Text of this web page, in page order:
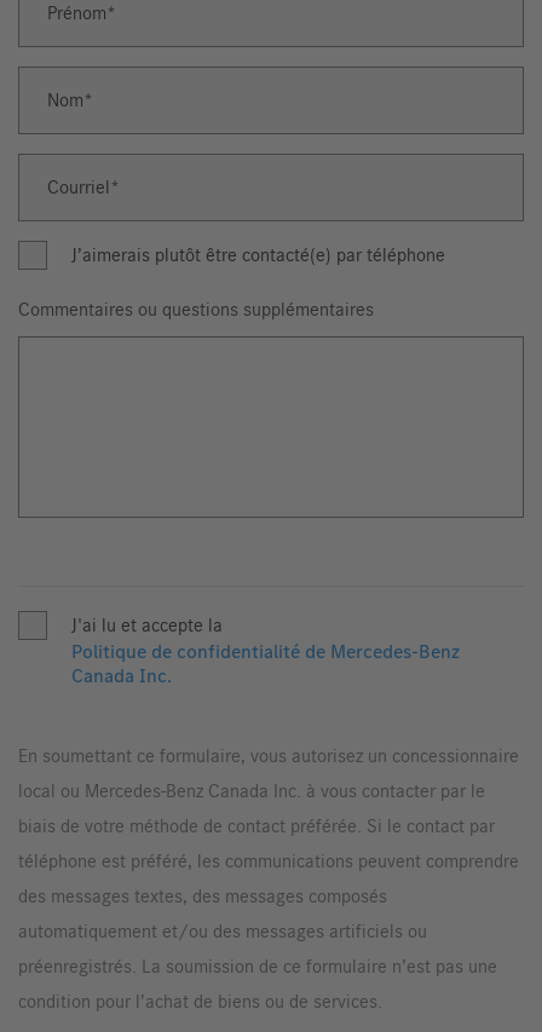
Prénom
Prénom
Nom
Nom
Courriel
Courriel
J’aimerais plutôt être contacté(e) par téléphone
Commentaires ou questions supplémentaires
J'ai lu et accepte la
Politique de confidentialité de Mercedes-Benz
Canada Inc.
En soumettant ce formulaire, vous autorisez un concessionnaire
local ou Mercedes-Benz Canada Inc. à vous contacter par le
biais de votre méthode de contact préférée. Si le contact par
téléphone est préféré, les communications peuvent comprendre
des messages textes, des messages composés
automatiquement et/ou des messages artificiels ou
préenregistrés. La soumission de ce formulaire n’est pas une
condition pour l’achat de biens ou de services.